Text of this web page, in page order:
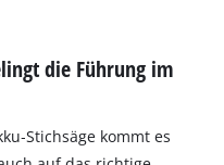
die Führung im
kommt es